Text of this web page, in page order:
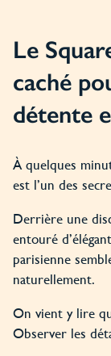
Le
caché
détente
À quelques
est l’un des
Derrière une
entouré
parisienne
naturellement.
On vient y lire
Observer les